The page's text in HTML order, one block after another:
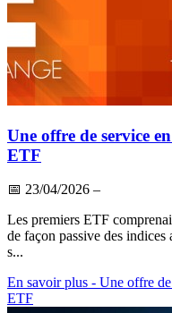
Une offre de service
ETF
📅 23/04/2026 –
Les premiers ETF
de façon passive des
s...
En savoir plus - Une offre
ETF